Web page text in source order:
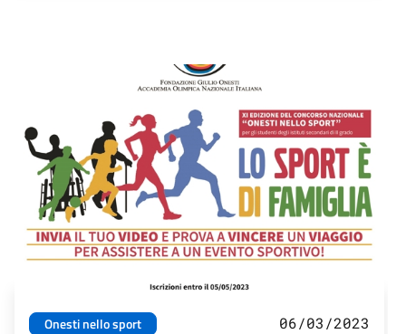
Onesti nello sport 06/03/2023